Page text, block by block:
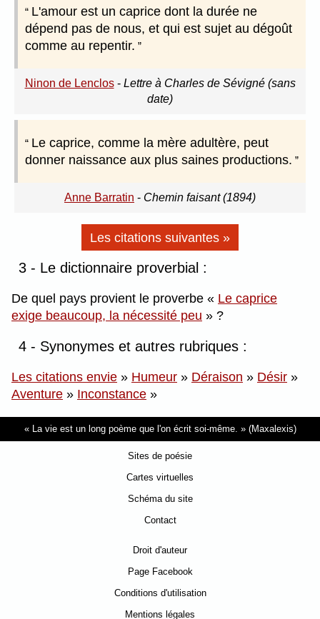
L'amour est un caprice dont la durée ne
dépend pas de nous, et qui est sujet au dégoût
comme au repentir.
Ninon de Lenclos- Lettre à Charles de Sévigné (sans
date)
Le caprice, comme la mère adultère, peut
donner naissance aux plus saines productions.
Anne Barratin - Chemin faisant (1894)
Les citations suivantes »
3 - Le dictionnaire proverbial :
De quel pays provient le proverbe
Le caprice
exige beaucoup, la nécessité peu
?
4 - Synonymes et autres rubriques :
Les citations envie » Humeur » Déraison » Désir »
Aventure » Inconstance »
La vie est un long poème que l'on écrit soi-même. (Maxalexis)
Sites de poésie
Cartes virtuelles
Schéma du site
Contact
Droit d'auteur
Page Facebook
Conditions d'utilisation
Mentions légales